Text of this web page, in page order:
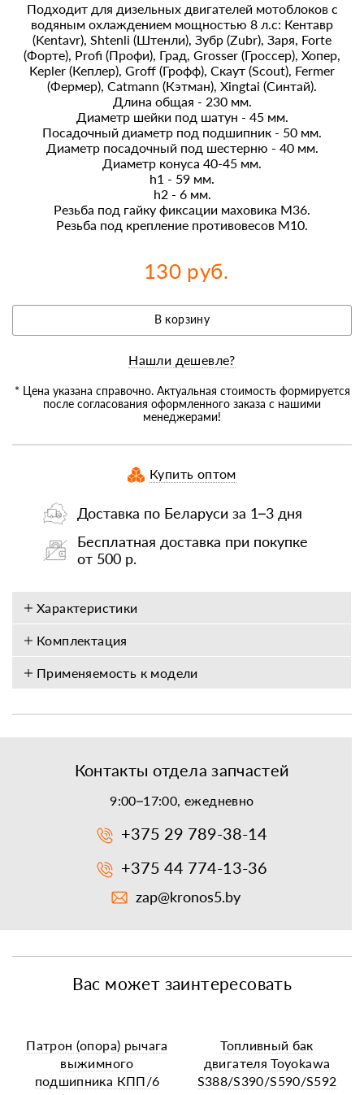
Подходит для дизельных двигателей мотоблоков с
водяным охлаждением мощностью 8 л.с: Кентавр
(Kentavr), Shtenli (Штенли), Зубр (Zubr), Заря, Forte
(Форте), Profi (Профи), Град, Grosser (Гроссер), Хопер,
Kepler (Кеплер), Groff (Грофф), Скаут (Scout), Fermer
(Фермер), Catmann (Кэтман), Xingtai (Синтай).
Длина общая - 230 мм.
Диаметр шейки под шатун - 45 мм.
Посадочный диаметр под подшипник - 50 мм.
Диаметр посадочный под шестерню - 40 мм.
Диаметр конуса 40-45 мм.
h1 - 59 мм.
h2 - 6 мм.
Резьба под гайку фиксации маховика М36.
Резьба под крепление противовесов М10.
130 руб.
В корзину
Нашли дешевле?
* Цена указана справочно. Актуальная стоимость формируется
после согласования оформленного заказа с нашими
менеджерами!
Купить оптом
Доставка по Беларуси за 1–3 дня
Бесплатная доставка при покупке
от 500 р.
Характеристики
Комплектация
Применяемость к модели
Контакты отдела запчастей
9:00–17:00, ежедневно
+375 29 789-38-14
+375 44 774-13-36
zap@kronos5.by
Вас может заинтересовать
Патрон (опора) рычага
выжимного
подшипника КПП/6
Топливный бак
двигателя Toyokawa
S388/S390/S590/S592